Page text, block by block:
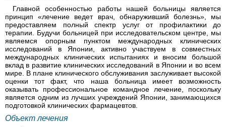
Главной особенностью работы нашей больницы является
принцип «лечение ведет врач, обнаруживший болезнь», мы
предоставляем полный спектр услуг от профилактики до
терапии. Будучи больницей при исследовательском центре, мы
являемся опорным пунктом международных клинических
исследований в Японии, активно участвуем в совместных
международных клинических испытаниях и вносим большой
вклад в развитие клинических исследований в Японии и во всем
мире. В плане клинического обслуживания заслуживает высокой
оценки тот факт, что наша больница имеет возможность
оказывать профессиональное командное лечение, поскольку
является одним из лучших учреждений Японии, занимающихся
подготовкой клинических фармацевтов.
Объект лечения